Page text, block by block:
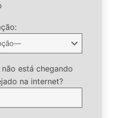
está chegando
na internet?